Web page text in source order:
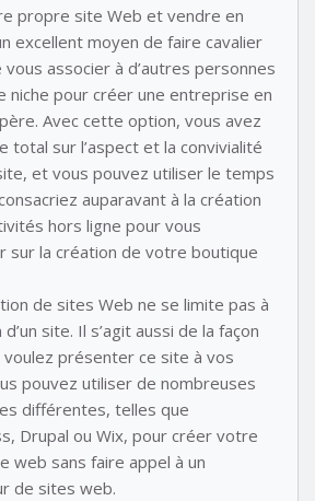
propre site Web et vendre en
excellent moyen de faire cavalier
vous associer à d’autres personnes
niche pour créer une entreprise en
Avec cette option, vous avez
total sur l’aspect et la convivialité
et vous pouvez utiliser le temps
auparavant à la création
hors ligne pour vous
sur la création de votre boutique
de sites Web ne se limite pas à
site. Il s’agit aussi de la façon
présenter ce site à vos
pouvez utiliser de nombreuses
différentes, telles que
Drupal ou Wix, pour créer votre
web sans faire appel à un
de sites web.